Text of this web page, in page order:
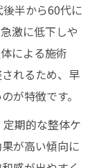
半から60代に
激に低下しや
による施術
れるため、早
が特徴です。
期的な整体ケ
が高い傾向に